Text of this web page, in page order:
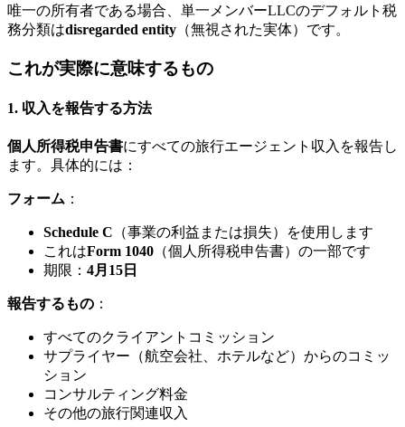
唯一の所有者である場合、単一メンバーLLCのデフォルト税
務分類はdisregarded entity （無視された実体）です。
これが実際に意味するもの
1. 収入を報告する方法
個人所得税申告書にすべての旅行エージェント収入を報告し
ます。具体的には：
フォーム ：
Schedule C （事業の利益または損失）を使用します
これはForm 1040 （個人所得税申告書）の一部です
期限： 4月15日
報告するもの ：
すべてのクライアントコミッション
サプライヤー（航空会社、ホテルなど）からのコミッ
ション
コンサルティング料金
その他の旅行関連収入